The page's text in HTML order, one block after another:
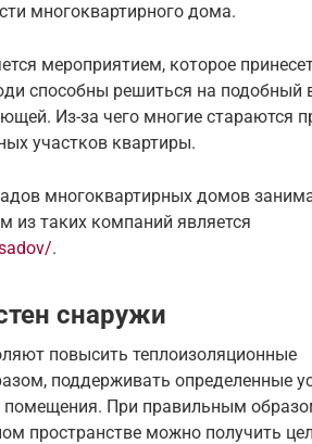
многоквартирного дома.
мероприятием, которое
способны решиться на подобный
Из-за чего многие стараются
участков квартиры.
многоквартирных домов
из таких компаний является
.
снаружи
повысить теплоизоляционные
поддерживать определенные
помещения. При правильным
пространстве можно получить